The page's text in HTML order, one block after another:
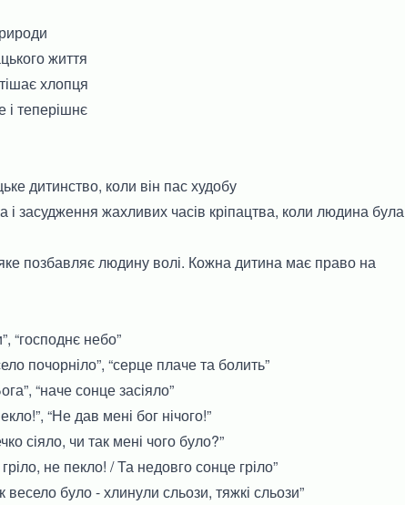
життя
хлопця
і теперішнє
дитинство, коли він пас худобу
і засудження жахливих часів кріпацтва, коли людина була
позбавляє людину волі. Кожна дитина має право на
“господнє небо”
почорніло”, “серце плаче та болить”
“наче сонце засіяло”
“Не дав мені бог нічого!”
сіяло, чи так мені чого було?”
не пекло! / Та недовго сонце гріло”
весело було - хлинули сльози, тяжкі сльози”